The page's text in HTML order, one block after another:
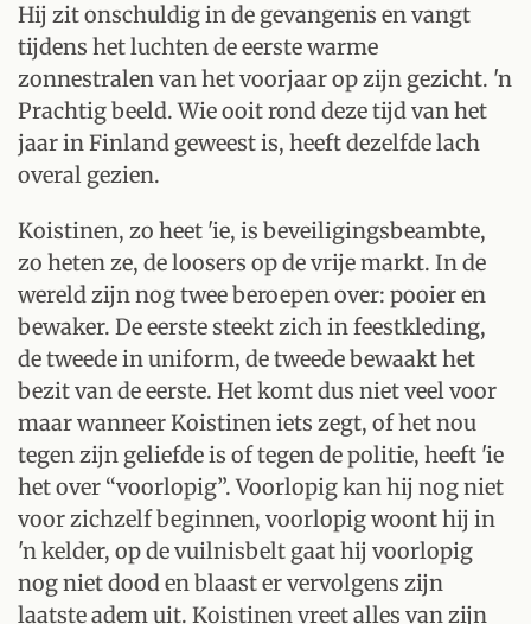
Hij zit onschuldig in de gevangenis en vangt
tijdens het luchten de eerste warme
zonnestralen van het voorjaar op zijn gezicht. 'n
Prachtig beeld. Wie ooit rond deze tijd van het
jaar in Finland geweest is, heeft dezelfde lach
overal gezien.
Koistinen, zo heet 'ie, is beveiligingsbeambte,
zo heten ze, de loosers op de vrije markt. In de
wereld zijn nog twee beroepen over: pooier en
bewaker. De eerste steekt zich in feestkleding,
de tweede in uniform, de tweede bewaakt het
bezit van de eerste. Het komt dus niet veel voor
maar wanneer Koistinen iets zegt, of het nou
tegen zijn geliefde is of tegen de politie, heeft 'ie
het over “voorlopig”. Voorlopig kan hij nog niet
voor zichzelf beginnen, voorlopig woont hij in
'n kelder, op de vuilnisbelt gaat hij voorlopig
nog niet dood en blaast er vervolgens zijn
laatste adem uit. Koistinen vreet alles van zijn